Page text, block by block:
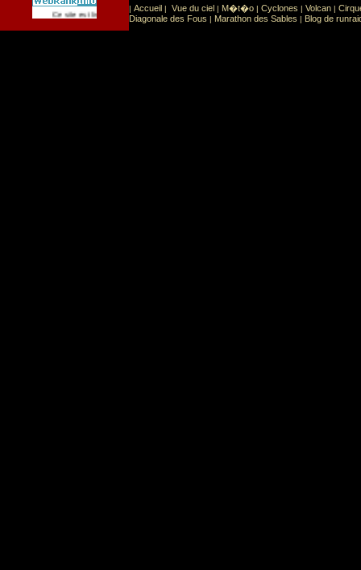
Ce site est list� dans la cat�gorie Sport Sports extr�mes
| Accueil | Vue du ciel | M�t�o | Cyclones | Volcan |
Diagonale des Fous | Marathon des Sables | Blog de